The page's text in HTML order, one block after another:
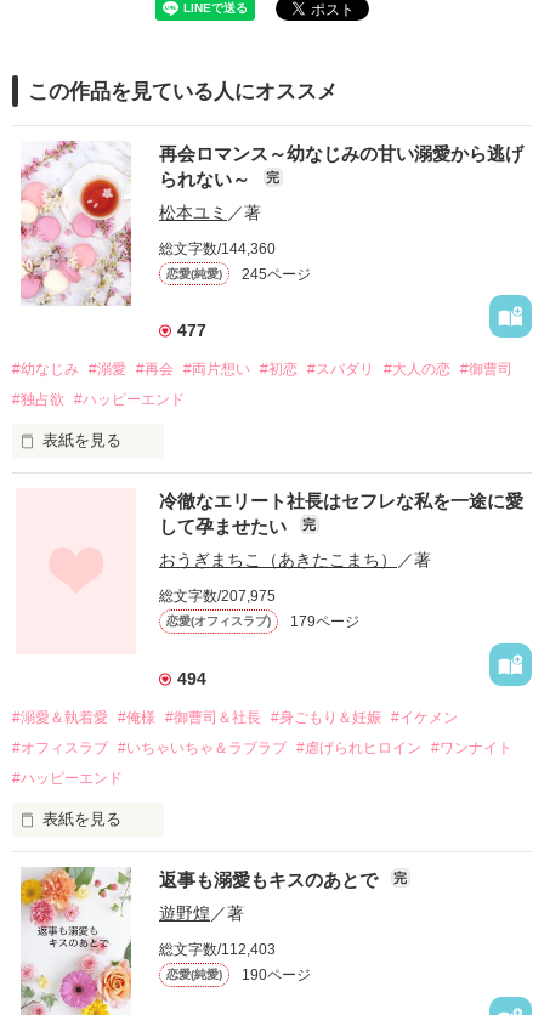
この作品を見ている人にオススメ
再会ロマンス～幼なじみの甘い溺愛から逃げ
られない～
完
松本ユミ ／著
総文字数/144,360
恋愛(純愛) 245ページ
477
#幼なじみ #溺愛 #再会 #両片想い #初恋 #スパダリ #大人の恋 #御曹司
#独占欲
#ハッピーエンド
表紙を見る
幼なじみの哲平に淡い恋心を抱いていた美桜。
しかし、ある出来事をきっかけに二人の関係は壊れてしまう。
関係修復もできないまま、美桜は両親の離婚によって
引っ越すことになり、哲平とも離れ離れになった。
それから約十二年後。
過去の傷から、二度と会いたくないと思っていた哲平に
運命のような再会を果たす。
酔った勢いで一夜を共にしてしまった。
さらに、美桜が初めてだと知った哲平は
『責任をとる、結婚しよう』と真っ直ぐに告げてきた。
戸惑う美桜とは裏腹に、好きという気持ちを隠すことなく
甘やかしてくる。
そんなある日、哲平は美桜がストーカー被害に
遭っていることを知る。
美桜を守るため、哲平は同居を提案してきて――。
冷徹なエリート社長はセフレな私を一途に愛
して孕ませたい
完
おうぎまちこ（あきたこまち） ／著
総文字数/207,975
恋愛(オフィスラブ) 179ページ
494
#溺愛＆執着愛 #俺様 #御曹司＆社長 #身ごもり＆妊娠 #イケメン
#オフィスラブ #いちゃいちゃ＆ラブラブ #虐げられヒロイン
#ワンナイト
#ハッピーエンド
表紙を見る
おかしな噂を流されて前の職場でうまくいかなかった梅田美
桜は、海外で傷心旅行をしていたところ、日本人美青年と出会
い、酒の勢いもあり一夜限りの関係となる。
帰国後、美桜は新しい職場でワンナイトした美青年と再会。
なんと彼の正体は、とある財閥御曹司にも関わらず、一族を離
れて起業した新進気鋭の実業家、社内でも冷徹だと評判な社長
――御影恭司その人だったのだ――！
返事も溺愛もキスのあとで 完
遊野煌 ／著
総文字数/112,403
恋愛(純愛) 190ページ